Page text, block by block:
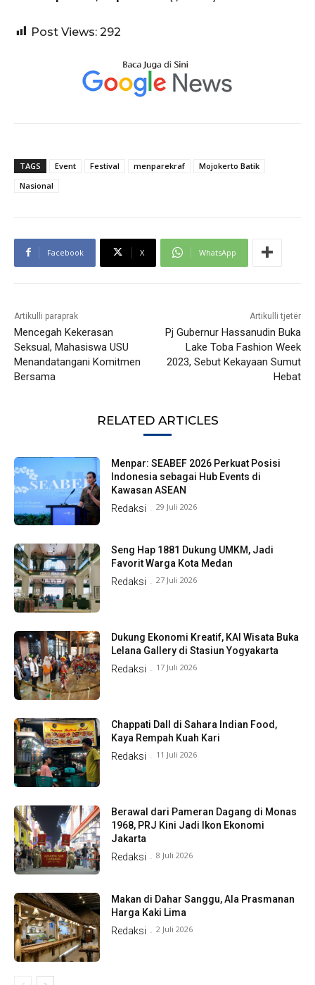
Post Views: 292
TAGS Event Festival menparekraf
Mojokerto Batik
Nasional
Facebook X WhatsApp
Artikulli paraprak
Mencegah Kekerasan
Seksual, Mahasiswa USU
Menandatangani Komitmen
Bersama
Artikulli tjetër
Pj Gubernur Hassanudin Buka
Lake Toba Fashion Week
2023, Sebut Kekayaan Sumut
Hebat
RELATED ARTICLES
Menpar: SEABEF 2026 Perkuat Posisi
Indonesia sebagai Hub Events di
Kawasan ASEAN
Redaksi - 29 Juli 2026
Seng Hap 1881 Dukung UMKM, Jadi
Favorit Warga Kota Medan
Redaksi - 27 Juli 2026
Dukung Ekonomi Kreatif, KAI Wisata Buka
Lelana Gallery di Stasiun Yogyakarta
Redaksi - 17 Juli 2026
Chappati Dall di Sahara Indian Food,
Kaya Rempah Kuah Kari
Redaksi - 11 Juli 2026
Berawal dari Pameran Dagang di Monas
1968, PRJ Kini Jadi Ikon Ekonomi
Jakarta
Redaksi - 8 Juli 2026
Makan di Dahar Sanggu, Ala Prasmanan
Harga Kaki Lima
Redaksi - 2 Juli 2026